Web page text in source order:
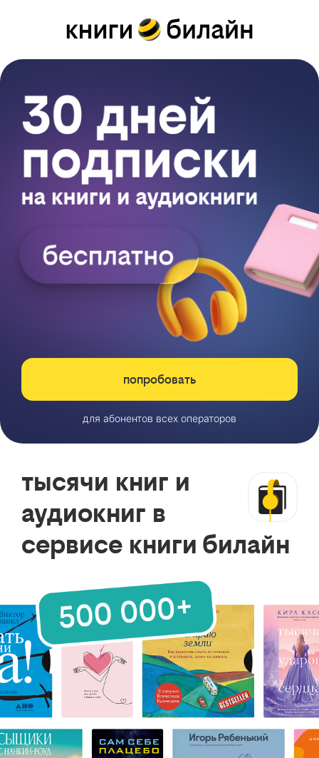
попробовать
для абонентов всех операторов
тысячи книг и
аудиокниг в
сервисе книги билайн